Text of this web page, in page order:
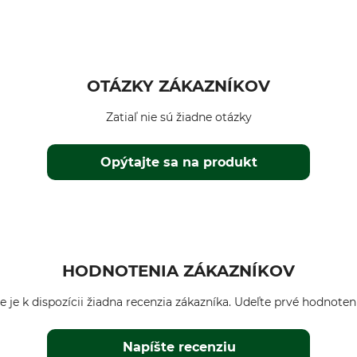
OTÁZKY ZÁKAZNÍKOV
Opýtajte sa na produkt
Zatiaľ nie sú žiadne otázky
HODNOTENIA ZÁKAZNÍKOV
je k dispozícii žiadna recenzia zákazníka. Udeľte prvé
Napíšte recenziu